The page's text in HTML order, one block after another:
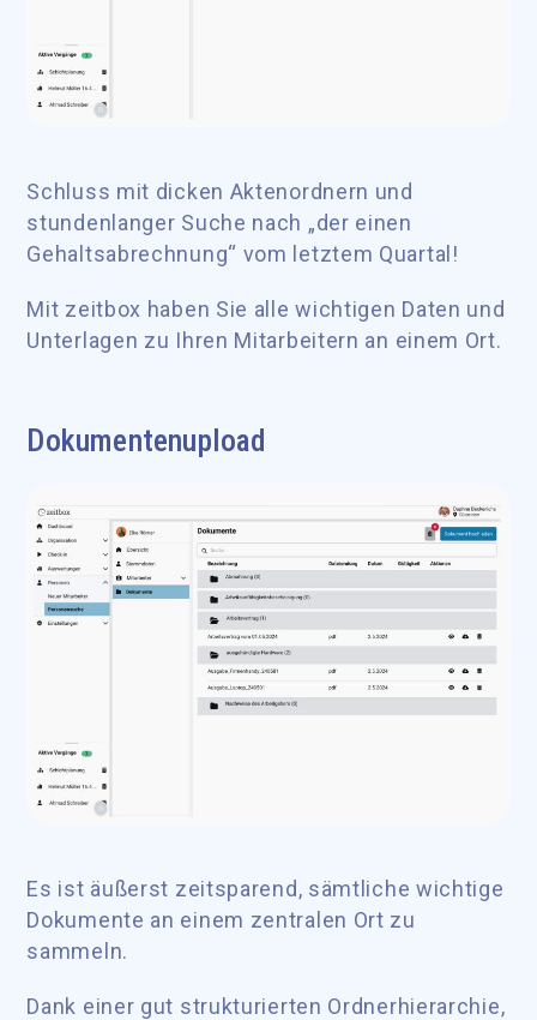
Schluss mit dicken Aktenordnern und
stundenlanger Suche nach „der einen
Gehaltsabrechnung“ vom letztem Quartal!
Mit zeitbox haben Sie alle wichtigen Daten und
Unterlagen zu Ihren Mitarbeitern an einem Ort.
Dokumentenupload
Es ist äußerst zeitsparend, sämtliche wichtige
Dokumente an einem zentralen Ort zu
sammeln.
Dank einer gut strukturierten Ordnerhierarchie,